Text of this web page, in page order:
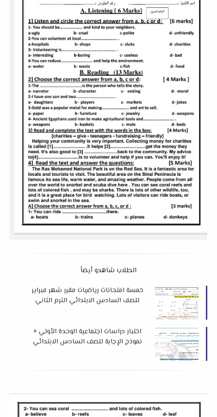
الطلاب شاهدو أيضاً
خمسة امتحانات رياضيات مقرر شهر فبراير
للصف السادس الابتدائي الترم الثاني
اختبار دراسات اجتماعية الوحدة الأولي +
نموذج الإجابة للصف السادس الابتدائي